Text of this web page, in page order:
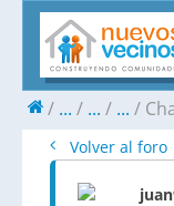
... ... ...
Volver al foro